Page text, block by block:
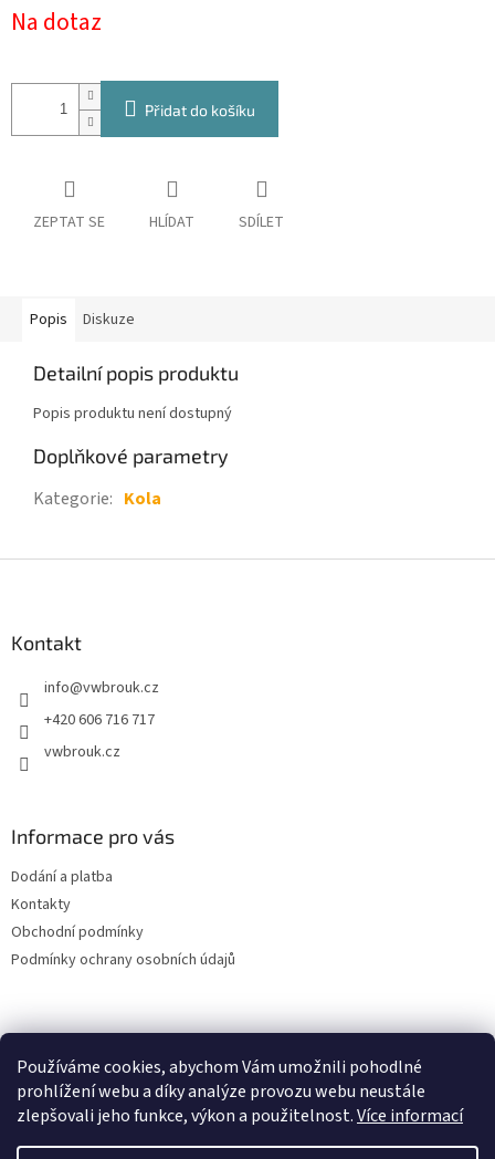
Používáme cookies, abychom Vám umožnili pohodlné
prohlížení webu a díky analýze provozu webu neustále
zlepšovali jeho funkce, výkon a použitelnost.Více informací
cena:
Na dotaz
Přidat do košíku
ZEPTAT SE HLÍDAT SDÍLET
Popis Diskuze
Detailní popis produktu
Popis produktu není dostupný
Doplňkové parametry
Kategorie: Kola
Kontakt
info@vwbrouk.cz
+420 606 716 717
vwbrouk.cz
Informace pro vás
Dodání a platba
Kontakty
Obchodní podmínky
Podmínky ochrany osobních údajů